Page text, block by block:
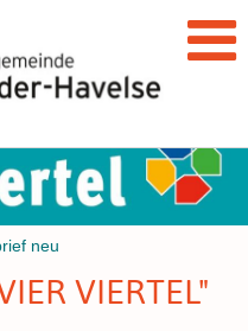
neu
VIERTEL"